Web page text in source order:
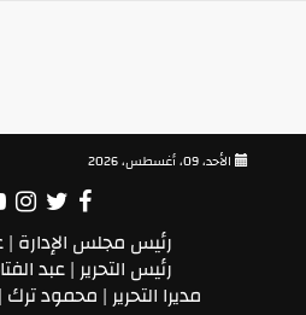
رئيس مجلس الإدارة
رئيس التحرير | عبد
مديرا التحرير | محمود